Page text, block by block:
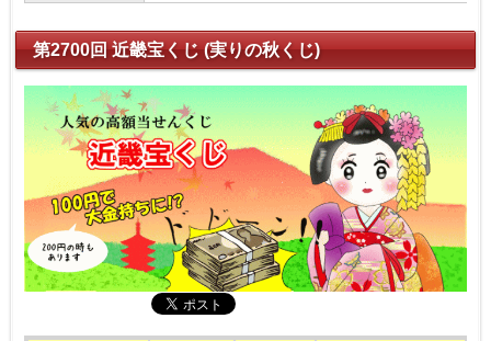
第2700回 近畿宝くじ (実りの秋くじ)